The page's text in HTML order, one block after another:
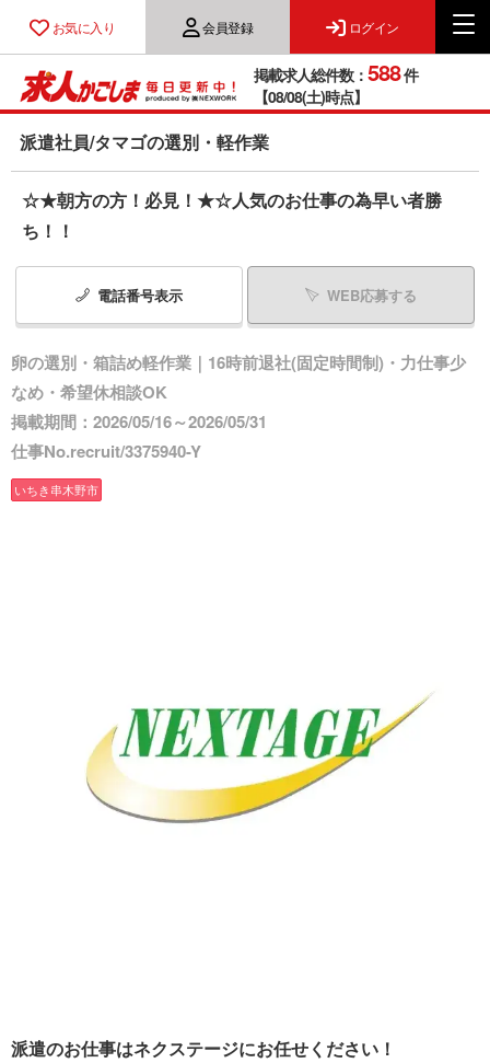
お気に入り 会員登録 ログイン
掲載求人総件数： 588件
【08/08(土)時点】
派遣社員/タマゴの選別・軽作業
☆★朝方の方！必見！★☆人気のお仕事の為早い者勝
ち！！
電話番号表示 WEB応募する
卵の選別・箱詰め軽作業｜16時前退社(固定時間制)・力仕事少
なめ・希望休相談OK
掲載期間：2026/05/16～2026/05/31
仕事No.recruit/3375940-Y
いちき串木野市
派遣のお仕事はネクステージにお任せください！